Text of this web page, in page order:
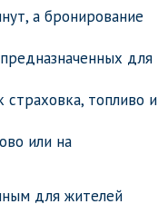
а бронирование
для
топливо и
или на
для жителей